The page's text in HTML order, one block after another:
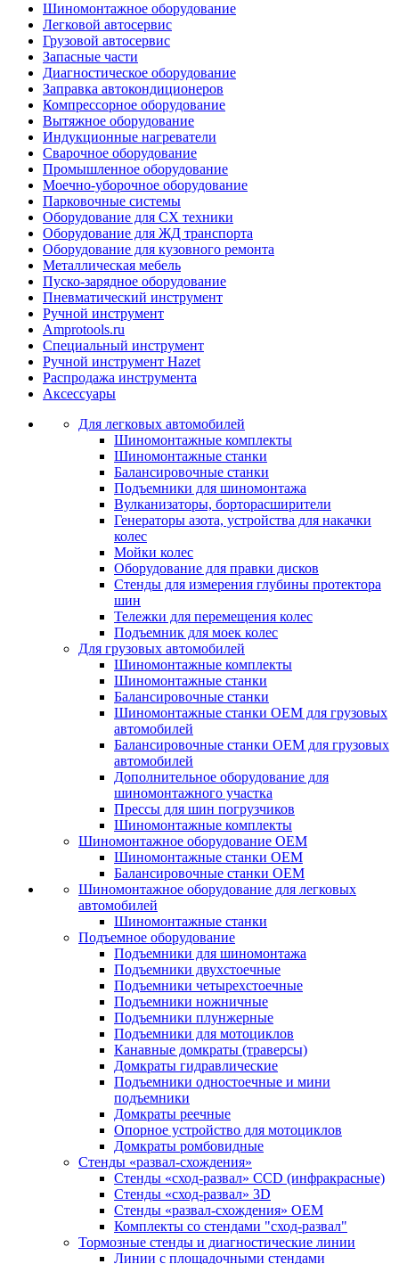
Шиномонтажное оборудование
Легковой автосервис
Грузовой автосервис
Запасные части
Диагностическое оборудование
Заправка автокондиционеров
Компрессорное оборудование
Вытяжное оборудование
Индукционные нагреватели
Сварочное оборудование
Промышленное оборудование
Моечно-уборочное оборудование
Парковочные системы
Оборудование для СХ техники
Оборудование для ЖД транспорта
Оборудование для кузовного ремонта
Металлическая мебель
Пуско-зарядное оборудование
Пневматический инструмент
Ручной инструмент
Amprotools.ru
Специальный инструмент
Ручной инструмент Hazet
Распродажа инструмента
Аксессуары
Для легковых автомобилей
Шиномонтажные комплекты
Шиномонтажные станки
Балансировочные станки
Подъемники для шиномонтажа
Вулканизаторы, борторасширители
Генераторы азота, устройства для накачки
колес
Мойки колес
Оборудование для правки дисков
Стенды для измерения глубины протектора
шин
Тележки для перемещения колес
Подъемник для моек колеc
Для грузовых автомобилей
Шиномонтажные комплекты
Шиномонтажные станки
Балансировочные станки
Шиномонтажные станки ОЕМ для грузовых
автомобилей
Балансировочные станки ОЕМ для грузовых
автомобилей
Дополнительное оборудование для
шиномонтажного участка
Прессы для шин погрузчиков
Шиномонтажные комплекты
Шиномонтажное оборудование ОЕМ
Шиномонтажные станки ОЕМ
Балансировочные станки ОЕМ
Шиномонтажное оборудование для легковых
автомобилей
Шиномонтажные станки
Подъемное оборудование
Подъемники для шиномонтажа
Подъемники двухстоечные
Подъемники четырехстоечные
Подъемники ножничные
Подъемники плунжерные
Подъемники для мотоциклов
Канавные домкраты (траверсы)
Домкраты гидравлические
Подъемники одностоечные и мини
подъемники
Домкраты реечные
Опорное устройство для мотоциклов
Домкраты ромбовидные
Стенды «развал-схождения»
Стенды «сход-развал» CCD (инфракрасные)
Стенды «сход-развал» 3D
Стенды «развал-схождения» ОЕМ
Комплекты со стендами "сход-развал"
Тормозные стенды и диагностические линии
Линии с площадочными стендами